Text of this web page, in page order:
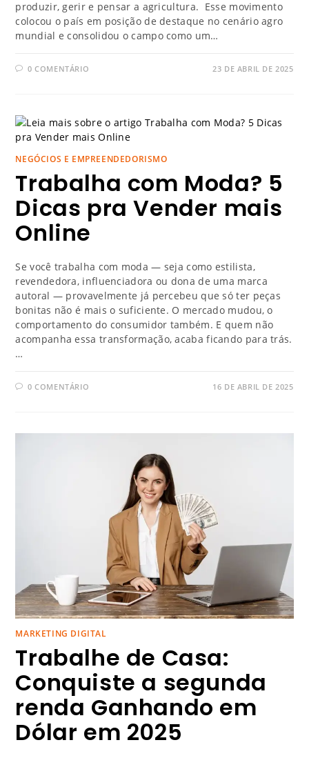
produzir, gerir e pensar a agricultura. Esse movimento
colocou o país em posição de destaque no cenário agro
mundial e consolidou o campo como um…
0 COMENTÁRIO 23 DE ABRIL DE 2025
NEGÓCIOS E EMPREENDEDORISMO
Trabalha com Moda? 5
Dicas pra Vender mais
Online
Se você trabalha com moda — seja como estilista,
revendedora, influenciadora ou dona de uma marca
autoral — provavelmente já percebeu que só ter peças
bonitas não é mais o suficiente. O mercado mudou, o
comportamento do consumidor também. E quem não
acompanha essa transformação, acaba ficando para trás.
…
0 COMENTÁRIO 16 DE ABRIL DE 2025
MARKETING DIGITAL
Trabalhe de Casa:
Conquiste a segunda
renda Ganhando em
Dólar em 2025